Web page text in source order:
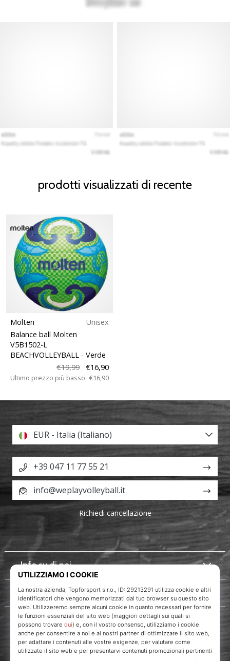
prodotti visualizzati di recente
Molten
Unisex
Balance ball Molten
V5B1502-L
BEACHVOLLEYBALL - Verde
€19,99
€16,90
Ultimo prezzo più basso €16,90
Info su di noi
Servizio clienti
EUR - Italia (Italiano)
+39 047 11 77 55 21
info@weplayvolleyball.it
Richiedi cancellazione